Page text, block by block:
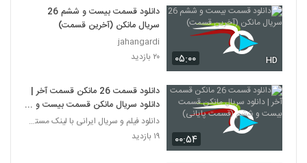
۰۵:۰۰ HD
دانلود قسمت بیست و ششم 26
سریال مانکن (آخرین قسمت)
jahangardi
۲۰ بازدید
۰۰:۵۴
دانلود قسمت 26 مانکن قسمت آخر |
دانلود سریال مانکن قسمت بیست و
ششم (قسمت پایانی)
دانلود فیلم و سریال ایرانی با لینک مستقیم
۱۹ بازدید